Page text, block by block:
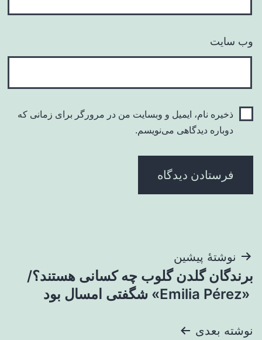
وب‌ سایت
ذخیره نام، ایمیل و وبسایت من در مرورگر برای زمانی که
دوباره دیدگاهی می‌نویسم.
راهبری
نوشته
نوشتهٔ پیشین
برندگان گلدن گلوب چه کسانی هستند؟/
«Emilia Pérez» شگفتی امسال بود
نوشته بعدی